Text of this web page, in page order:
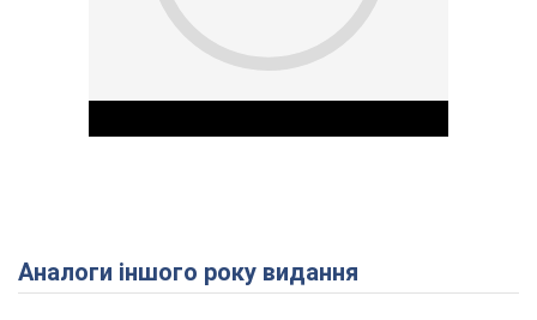
Play Video
Аналоги іншого року видання